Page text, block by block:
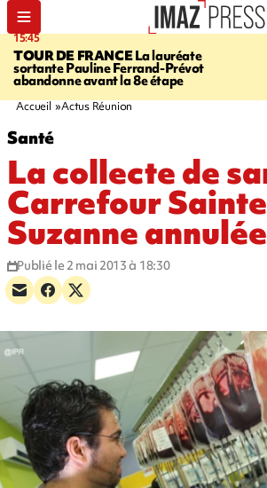
15:45
TOUR DE FRANCELa lauréate
sortante Pauline Ferrand-Prévot
abandonne avant la 8e étape
Accueil Actus Réunion
Santé
La collecte de
Carrefour
Suzanne annulée
Publié le 2 mai 2013 à 18:30